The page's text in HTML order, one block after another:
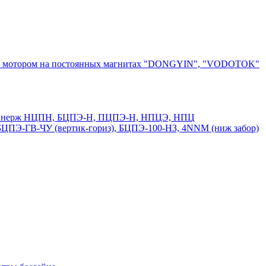
мотором на постоянных магнитах "DONGYIN", "VODOTOK"
и нерж НЦПН, БЦПЭ-Н, ПЦПЭ-Н, НПЦЭ, НПЦ
ГВ-ЧУ (вертик-гориз), БЦПЭ-100-НЗ, 4NNM (ниж забор)